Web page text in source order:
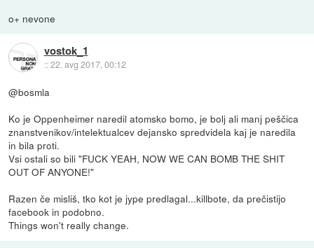
o+ nevone
vostok_1
::22. avg 2017, 00:12
@bosmla
Ko je Oppenheimer naredil atomsko bomo, je bolj ali manj peščica
znanstvenikov/intelektualcev dejansko spredvidela kaj je naredila
in bila proti.
Vsi ostali so bili "FUCK YEAH, NOW WE CAN BOMB THE SHIT
OUT OF ANYONE!"
Razen če misliš, tko kot je jype predlagal...killbote, da prečistijo
facebook in podobno.
Things won't really change.